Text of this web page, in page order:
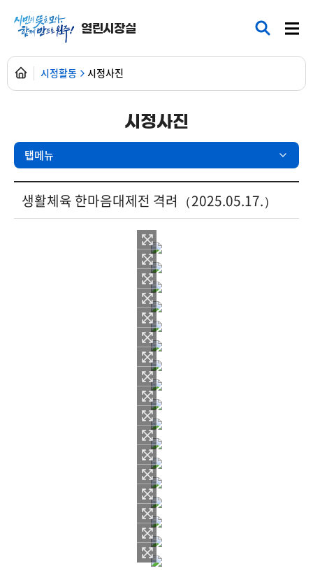
열린시장실
시정활동 시정사진
시정사진
탭메뉴
생활체육 한마음대제전 격려（2025.05.17.）